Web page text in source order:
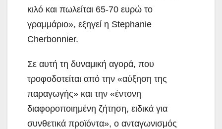
κιλό και πωλείται 65-70 ευρώ το
γραμμάριο», εξηγεί η Stephanie
Cherbonnier.
Σε αυτή τη δυναμική αγορά, που
τροφοδοτείται από την «αύξηση της
παραγωγής» και την «έντονη
διαφοροποιημένη ζήτηση, ειδικά για
συνθετικά προϊόντα», ο ανταγωνισμός